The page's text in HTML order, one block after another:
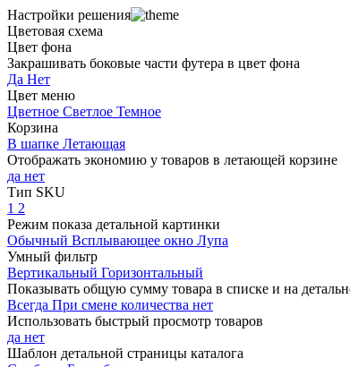
Настройки решения
Цветовая схема
Цвет фона
Закрашивать боковые части футера в цвет фона
Да Нет
Цвет меню
Цветное Светлое Темное
Корзина
В шапке Летающая
Отображать экономию у товаров в летающей корзине
да нет
Тип SKU
1 2
Режим показа детальной картинки
Обычный Всплывающее окно Лупа
Умный фильтр
Вертикальный Горизонтальный
Показывать общую сумму товара в списке и на
Всегда При смене количества нет
Использовать быстрый просмотр товаров
да нет
Шаблон детальной страницы каталога